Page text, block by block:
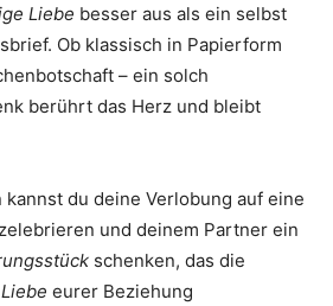
Liebe besser aus als ein selbst
Ob klassisch in Papierform
– ein solch
berührt das Herz und bleibt
du deine Verlobung auf eine
und deinem Partner ein
schenken, das die
eurer Beziehung